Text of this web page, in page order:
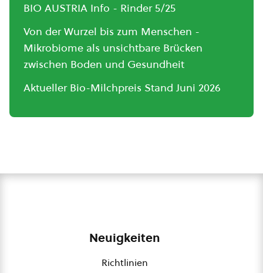
BIO AUSTRIA Info - Rinder 5/25
Von der Wurzel bis zum Menschen -
Mikrobiome als unsichtbare Brücken
zwischen Boden und Gesundheit
Aktueller Bio-Milchpreis Stand Juni 2026
Neuigkeiten
Richtlinien